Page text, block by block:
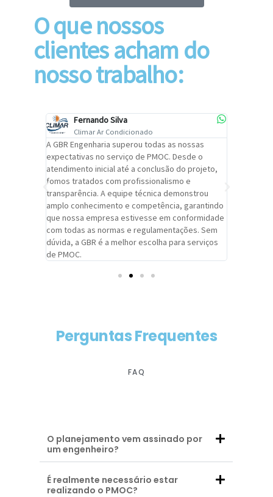
O que nossos
clientes acham do
nosso trabalho:
Fernando Silva
Climar Ar Condicionado
A GBR Engenharia superou todas as nossas
expectativas no serviço de PMOC. Desde o
atendimento inicial até a conclusão do projeto,
fomos tratados com profissionalismo e
transparência. A equipe técnica demonstrou
amplo conhecimento e competência, garantindo
que nossa empresa estivesse em conformidade
com todas as normas e regulamentações. Sem
dúvida, a GBR é a melhor escolha para serviços
de PMOC.
Perguntas Frequentes
FAQ
O planejamento vem assinado por
um engenheiro?
É realmente necessário estar
realizando o PMOC?